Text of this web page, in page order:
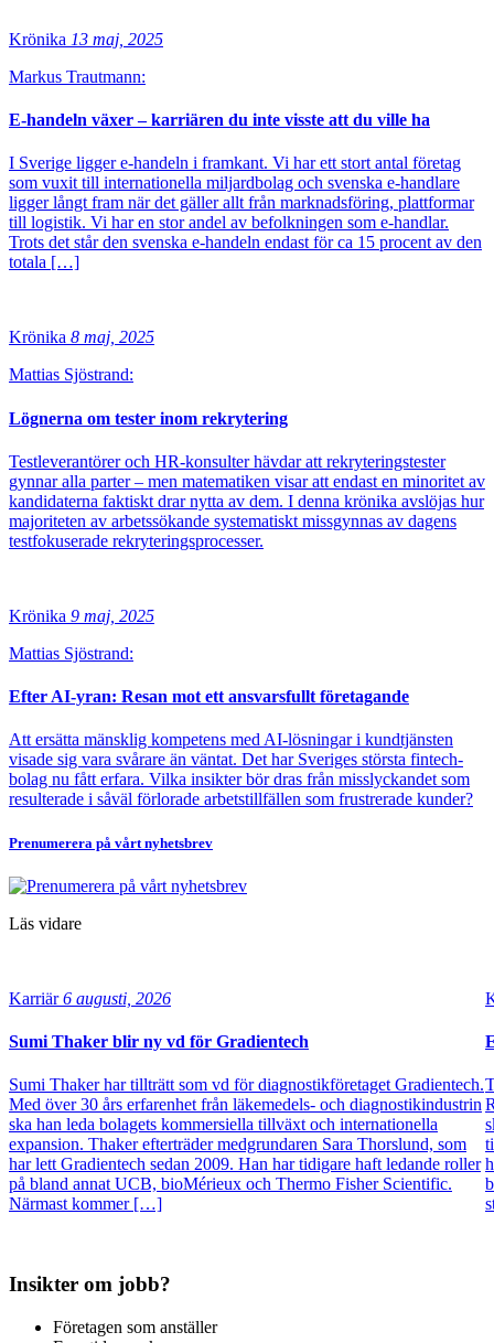
Krönika 13 maj, 2025
Markus Trautmann:
E-handeln växer – karriären du inte visste att du ville ha
I Sverige ligger e-handeln i framkant. Vi har ett stort antal företag
som vuxit till internationella miljardbolag och svenska e-handlare
ligger långt fram när det gäller allt från marknadsföring, plattformar
till logistik. Vi har en stor andel av befolkningen som e-handlar.
Trots det står den svenska e-handeln endast för ca 15 procent av den
totala […]
Krönika 8 maj, 2025
Mattias Sjöstrand:
Lögnerna om tester inom rekrytering
Testleverantörer och HR-konsulter hävdar att rekryteringstester
gynnar alla parter – men matematiken visar att endast en minoritet av
kandidaterna faktiskt drar nytta av dem. I denna krönika avslöjas hur
majoriteten av arbetssökande systematiskt missgynnas av dagens
testfokuserade rekryteringsprocesser.
Krönika 9 maj, 2025
Mattias Sjöstrand:
Efter AI-yran: Resan mot ett ansvarsfullt företagande
Att ersätta mänsklig kompetens med AI-lösningar i kundtjänsten
visade sig vara svårare än väntat. Det har Sveriges största fintech-
bolag nu fått erfara. Vilka insikter bör dras från misslyckandet som
resulterade i såväl förlorade arbetstillfällen som frustrerade kunder?
Prenumerera på vårt nyhetsbrev
Läs vidare
Karriär 6 augusti, 2026
Sumi Thaker blir ny vd för Gradientech
Sumi Thaker har tillträtt som vd för diagnostikföretaget Gradientech.
Med över 30 års erfarenhet från läkemedels- och diagnostikindustrin
ska han leda bolagets kommersiella tillväxt och internationella
expansion. Thaker efterträder medgrundaren Sara Thorslund, som
har lett Gradientech sedan 2009. Han har tidigare haft ledande roller
på bland annat UCB, bioMérieux och Thermo Fisher Scientific.
Närmast kommer […]
Insikter om jobb?
Företagen som anställer